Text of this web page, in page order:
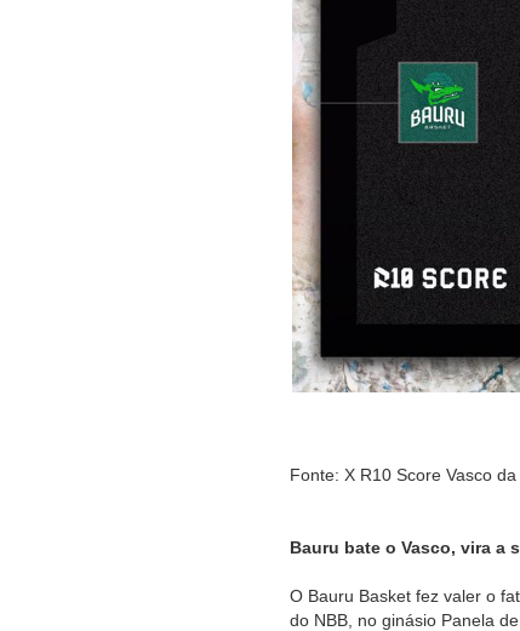
Fonte: X R10 Score Vasco
Bauru bate o Vasco, vira a
O Bauru Basket fez valer o
do NBB, no ginásio Panela